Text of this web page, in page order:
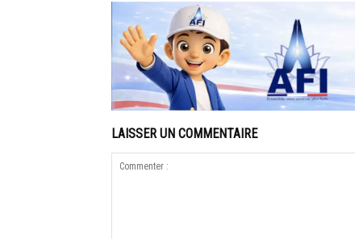
LAISSER UN COMMENTAIRE